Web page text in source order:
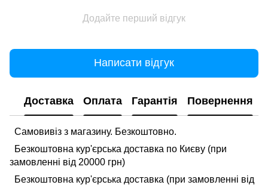
Додайте перший відгук
Написати відгук
Доставка Оплата Гарантія Повернення
Самовивіз з магазину. Безкоштовно.
Безкоштовна кур'єрська доставка по Києву (при
замовленні від 20000 грн)
Безкоштовна кур'єрська доставка (при замовленні від